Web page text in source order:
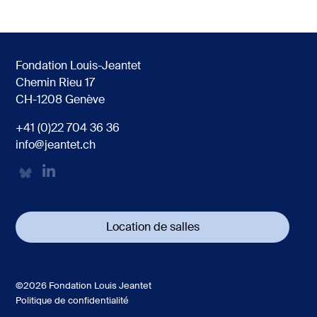
Fondation Louis-Jeantet
Chemin Rieu 17
CH-1208 Genève
+41 (0)22 704 36 36
info@jeantet.ch
Location de salles
©2026 Fondation Louis Jeantet
Politique de confidentialité